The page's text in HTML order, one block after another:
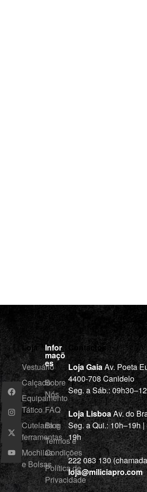
Loja
Vestuário
Calçado
Equipamento
Tático
Cutelaria e
ferramentas
Mochilas
e Bolsas
Infor
maçõ
es
Sobre
Nós
FAQ
Blog
Termos e
Condições
Política de
Privacidade
Contactos
Loja GaiaAv. Poeta
4400-708 Canidelo
Seg. a Sáb.:
Loja LisboaAv. do
Seg. a Qui.: 10h–19h
19h
222 083 130
loja@miliciapro.com